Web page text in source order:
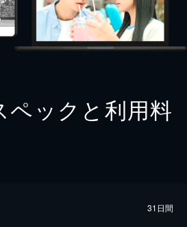
ペックと利用料
31日間